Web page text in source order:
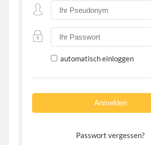
automatisch einloggen
Passwort vergessen?